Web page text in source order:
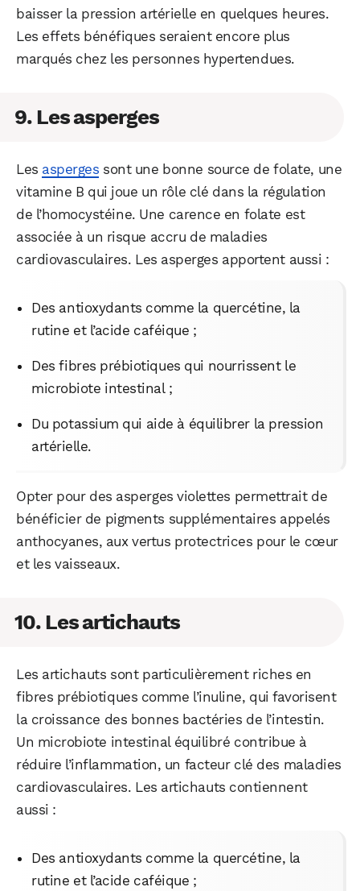
baisser la pression artérielle en quelques heures.
Les effets bénéfiques seraient encore plus
marqués chez les personnes hypertendues.
9. Les asperges
Les asperges sont une bonne source de folate, une
vitamine B qui joue un rôle clé dans la régulation
de l’homocystéine. Une carence en folate est
associée à un risque accru de maladies
cardiovasculaires. Les asperges apportent aussi :
Des antioxydants comme la quercétine, la
rutine et l’acide caféique ;
Des fibres prébiotiques qui nourrissent le
microbiote intestinal ;
Du potassium qui aide à équilibrer la pression
artérielle.
Opter pour des asperges violettes permettrait de
bénéficier de pigments supplémentaires appelés
anthocyanes, aux vertus protectrices pour le cœur
et les vaisseaux.
10. Les artichauts
Les artichauts sont particulièrement riches en
fibres prébiotiques comme l’inuline, qui favorisent
la croissance des bonnes bactéries de l’intestin.
Un microbiote intestinal équilibré contribue à
réduire l’inflammation, un facteur clé des maladies
cardiovasculaires. Les artichauts contiennent
aussi :
Des antioxydants comme la quercétine, la
rutine et l’acide caféique ;